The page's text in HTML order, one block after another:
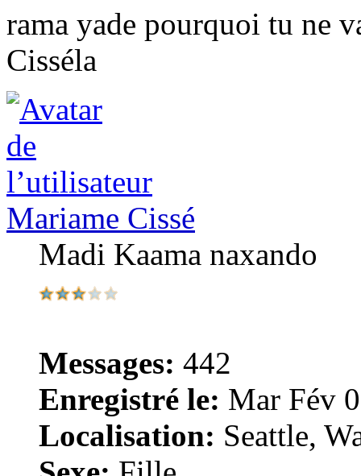
rama yade pourquoi tu ne
Cisséla
Mariame Cissé
Madi Kaama naxando
Messages: 442
Enregistré le: Mar Fév
Localisation: Seattle,